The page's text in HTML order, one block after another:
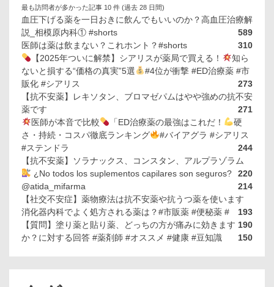
最も訪問者が多かった記事 10 件 (過去 28 日間)
血圧下げる薬を一日おきに飲んでもいいのか？高血圧治療解
説_相模原内科① #shorts
589
医師は薬は飲まない？これホント？#shorts
310
【2025年ついに解禁】シアリスが薬局で買える！
知ら
ないと損する“価格の真実”5選
#4位が衝撃 #ED治療薬 #市
販化 #シアリス
273
【抗不安薬】レキソタン、ブロマゼパムはやや強めの抗不安
薬です
271
医師が本音で比較
「ED治療薬の最強はこれだ！
硬
さ・持続・コスパ徹底ランキング
#バイアグラ #シアリス
#ステンドラ
244
【抗不安薬】ソラナックス、コンスタン、アルプラゾラム
220
¿No todos los suplementos capilares son seguros?
@atida_mifarma
214
【社交不安症】薬物療法は抗不安薬や抗うつ薬を使います
193
消化器内科でよく処方される薬は？#市販薬 #便秘薬 #
190
【質問】塗り薬と貼り薬、どっちの方が痛みに効きます
か？に対する回答 #薬剤師 #オススメ #健康 #豆知識
150